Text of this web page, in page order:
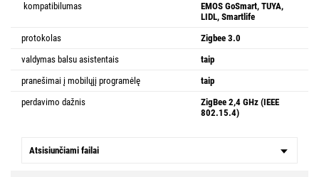
kompatibilumas
EMOS GoSmart, TUYA,
LIDL, Smartlife
protokolas
Zigbee 3.0
valdymas balsu asistentais
taip
pranešimai į mobilųjį programėlę
taip
perdavimo dažnis
ZigBee 2,4 GHz (IEEE
802.15.4)
Atsisiunčiami failai